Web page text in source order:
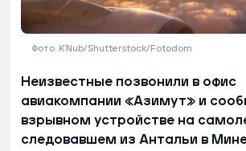
Фото: K'Nub/Shutterstock/Fotodom
Неизвестные позвонили в офис
авиакомпании «Азимут» и
взрывном устройстве на
следовавшем из Антальи в